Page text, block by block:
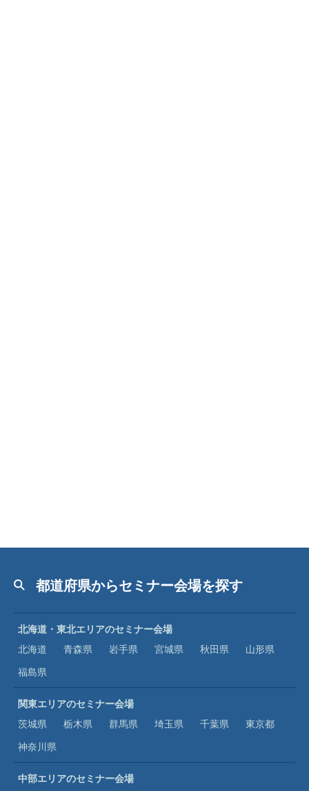
都道府県からセミナー会場を探す
北海道・東北エリアのセミナー会場
北海道
青森県 岩手県 宮城県 秋田県
山形県
福島県
関東エリアのセミナー会場
茨城県
栃木県 群馬県 埼玉県 千葉県
東京都
神奈川県
中部エリアのセミナー会場